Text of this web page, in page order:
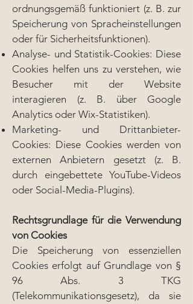
ordnungsgemäß funktioniert (z. B. zur
Speicherung von Spracheinstellungen
oder für Sicherheitsfunktionen).
Analyse- und Statistik-Cookies: Diese
Cookies helfen uns zu verstehen, wie
Besucher mit der Website
interagieren (z. B. über Google
Analytics oder Wix-Statistiken).
Marketing- und Drittanbieter-
Cookies: Diese Cookies werden von
externen Anbietern gesetzt (z. B.
durch eingebettete YouTube-Videos
oder Social-Media-Plugins).
Rechtsgrundlage für die Verwendung
von Cookies
Die Speicherung von essenziellen
Cookies erfolgt auf Grundlage von §
96 Abs. 3 TKG
(Telekommunikationsgesetz), da sie